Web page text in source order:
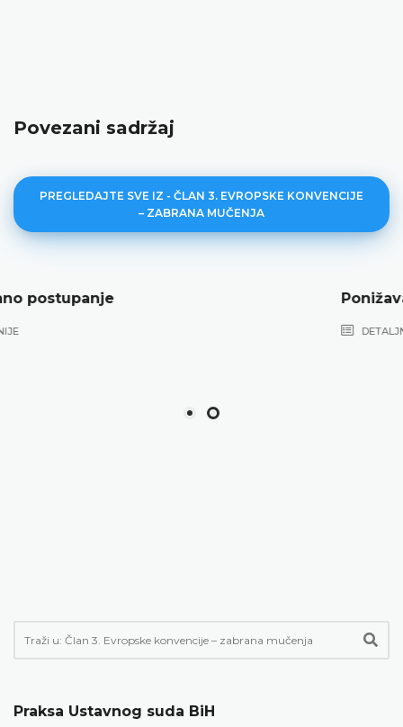
Povezani sadržaj
PREGLEDAJTE SVE IZ - ČLAN 3. EVROPSKE KONVENCIJE
– ZABRANA MUČENJA
Ponižavajuće postupanje
Praksa Ustavnog suda BiH